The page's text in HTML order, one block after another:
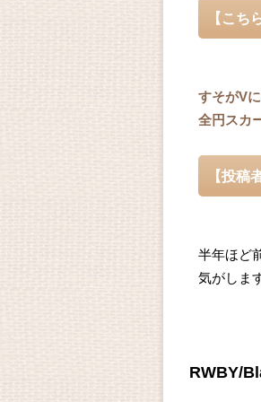
【こち
すそがV
全円スカ
【投稿
半年ほど
気がしま
RWBY/